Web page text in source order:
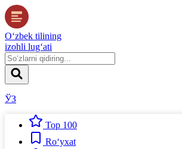
O‘zbek tilining
izohli lug‘ati
ЎЗ
Top 100
Ro‘yxat